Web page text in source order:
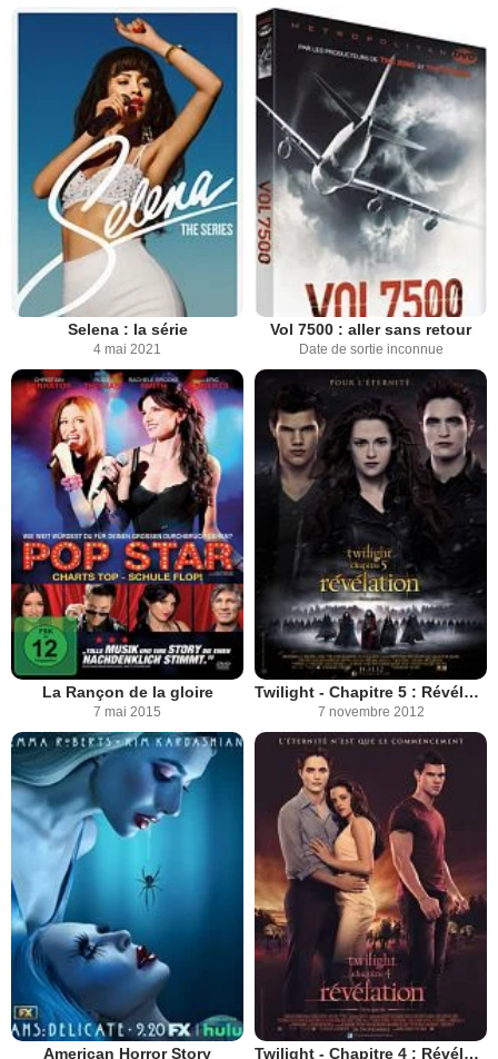
Selena : la série
4 mai 2021
Vol 7500 : aller sans retour
Date de sortie inconnue
La Rançon de la gloire
7 mai 2015
Twilight - Chapitre 5 : Révélation 2e partie
7 novembre 2012
American Horror Story Twilight - Chapitre 4 : Révélation 1ère partie